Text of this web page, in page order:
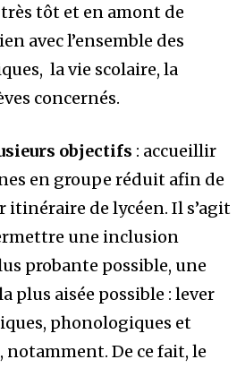
tôt et en amont de
avec l’ensemble des
la vie scolaire, la
concernés.
objectifs : accueillir
en groupe réduit afin de
itinéraire de lycéen. Il s’agit
une inclusion
probante possible, une
plus aisée possible : lever
phonologiques et
De ce fait, le